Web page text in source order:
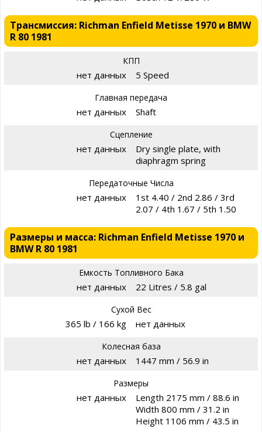
Трансмиссия: Richman Enfield Metisse 1970 и BMW
R 80 1981
КПП
нет данных 5 Speed
Главная передача
нет данных Shaft
Сцепление
нет данных
Dry single plate, with
diaphragm spring
Передаточные Числа
нет данных
1st 4.40 / 2nd 2.86 / 3rd
2.07 / 4th 1.67 / 5th 1.50
Размеры и масса: Richman Enfield Metisse 1970 и
BMW R 80 1981
Емкость Топливного Бака
нет данных 22 Litres / 5.8 gal
Сухой Вес
365 lb / 166 kg нет данных
Колесная база
нет данных 1447 mm / 56.9 in
Размеры
нет данных
Length 2175 mm / 88.6 in
Width 800 mm / 31.2 in
Height 1106 mm / 43.5 in